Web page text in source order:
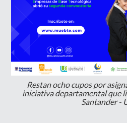
Restan ocho cupos por
iniciativa departamental que
Santander -